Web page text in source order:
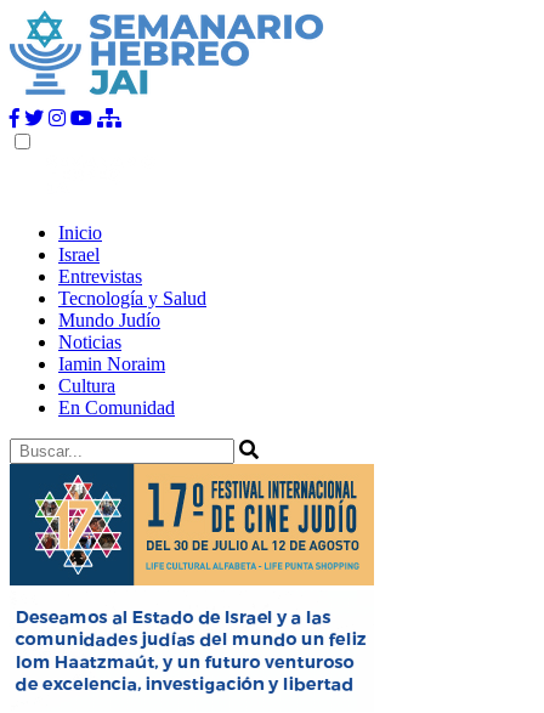
Inicio
Israel
Entrevistas
Tecnología y Salud
Mundo Judío
Noticias
Iamin Noraim
Cultura
En Comunidad